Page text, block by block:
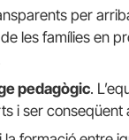
per
les famílies en
pedagògic.
i ser conseqüent